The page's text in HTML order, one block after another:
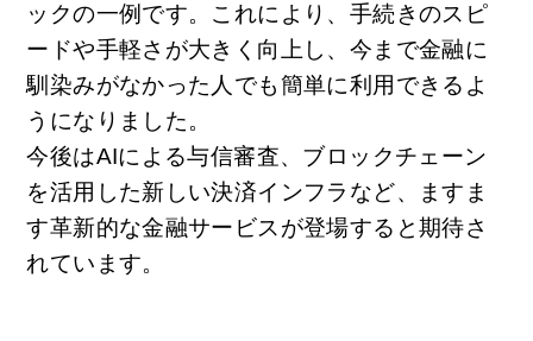
ックの一例です。これにより、手続きのスピ
ードや手軽さが大きく向上し、今まで金融に
馴染みがなかった人でも簡単に利用できるよ
うになりました。
今後はAIによる与信審査、ブロックチェーン
を活用した新しい決済インフラなど、ますま
す革新的な金融サービスが登場すると期待さ
れています。